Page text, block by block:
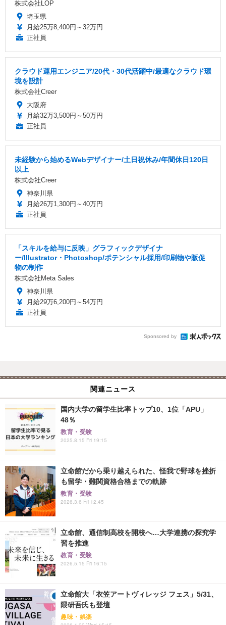
株式会社LOP
埼玉県
月給25万8,400円～32万円
正社員
クラウド運用エンジニア/20代・30代活躍中/最適なクラウド環
境を設計
株式会社Creer
大阪府
月給32万3,500円～50万円
正社員
未経験から始めるWebデザイナー/土日祝休み/年間休日120日
以上
株式会社Creer
神奈川県
月給26万1,300円～40万円
正社員
「スキルを給与に反映」グラフィックデザイナ
ー/Illustrator・Photoshop/ポテンシャル採用/印刷物や販促
物の制作
株式会社Meta Sales
神奈川県
月給29万6,200円～54万円
正社員
Sponsored by
関連ニュース
国内大学の留学生比率トップ10、1位「APU」
48％
教育・受験
2025.8.15 Fri 19:15
立命館だから乗り越えられた、怪我で野球を挫折
も留学・難関資格合格までの軌跡
教育・受験
2026.3.6 Fri 12:45
立命館、通信制高校を開校へ…大学連携の探究学
習を推進
教育・受験
2026.5.15 Fri 16:15
立命館大「衣笠アートヴィレッジ フェス」5/31、
隈研吾氏も登壇
趣味・娯楽